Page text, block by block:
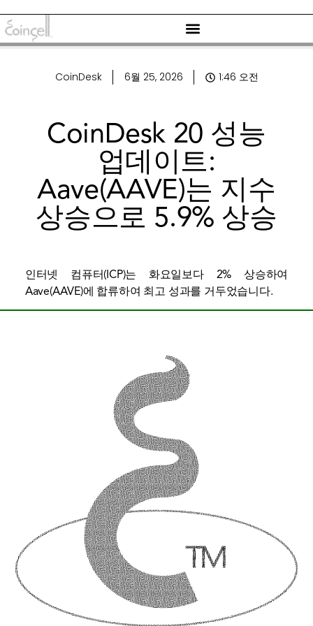
CoinDesk 6월 25, 2026 1:46 오전
CoinDesk 20 성능
업데이트:
Aave(AAVE)는 지수
상승으로 5.9% 상승
인터넷 컴퓨터(ICP)는 화요일보다 2% 상승하여
Aave(AAVE)에 합류하여 최고 성과를 거두었습니다.